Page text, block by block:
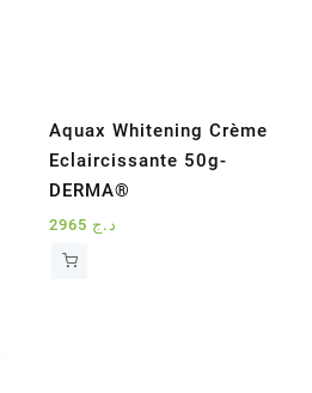
Aquax Whitening Crème
Eclaircissante 50g-
DERMA®
د.ج